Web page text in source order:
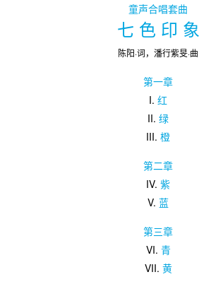
童声合唱套曲
七 色 印 象
陈阳·词，潘行紫旻·曲
第一章
I. 红
II. 绿
III. 橙
第二章
IV. 紫
V. 蓝
第三章
VI. 青
VII. 黄